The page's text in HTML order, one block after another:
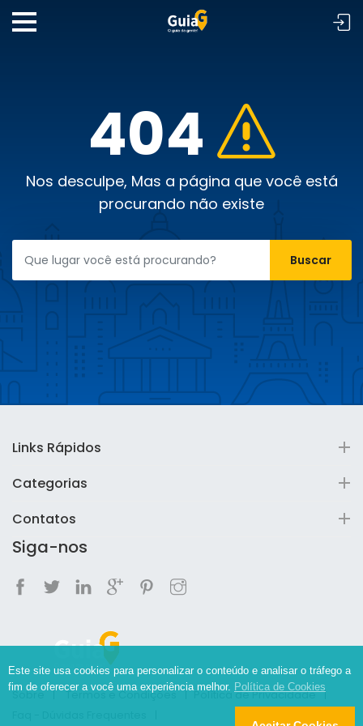
404
Nos desculpe, Mas a página que você está
procurando não existe
Links Rápidos
Categorias
Contatos
Siga-nos
Sobre Termos e Condições
Política de Privacidade
Este site usa cookies para personalizar o conteúdo e analisar o tráfego a
fim de oferecer a você uma experiência melhor. Política de Cookies